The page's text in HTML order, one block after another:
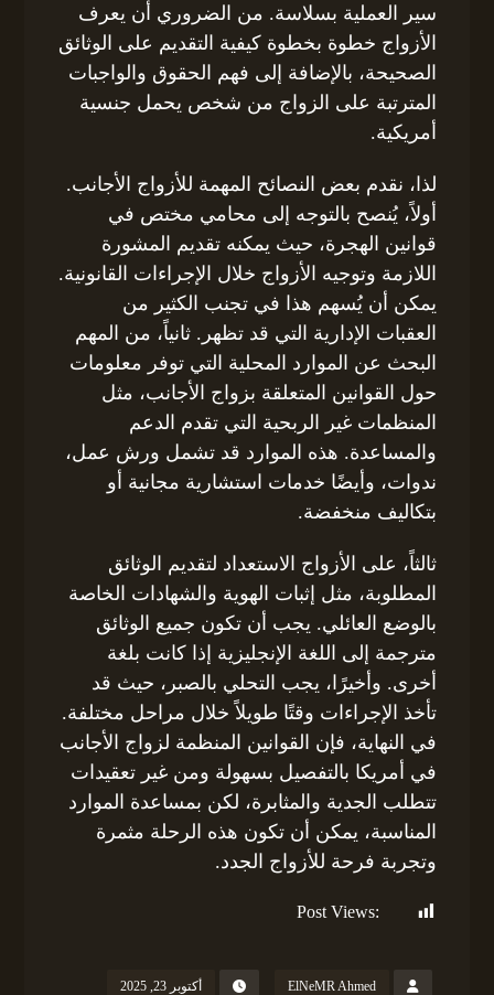
سير العملية بسلاسة. من الضروري أن يعرف
الأزواج خطوة بخطوة كيفية التقديم على الوثائق
الصحيحة، بالإضافة إلى فهم الحقوق والواجبات
المترتبة على الزواج من شخص يحمل جنسية
أمريكية.
لذا، نقدم بعض النصائح المهمة للأزواج الأجانب.
أولاً، يُنصح بالتوجه إلى محامي مختص في
قوانين الهجرة، حيث يمكنه تقديم المشورة
اللازمة وتوجيه الأزواج خلال الإجراءات القانونية.
يمكن أن يُسهم هذا في تجنب الكثير من
العقبات الإدارية التي قد تظهر. ثانياً، من المهم
البحث عن الموارد المحلية التي توفر معلومات
حول القوانين المتعلقة بزواج الأجانب، مثل
المنظمات غير الربحية التي تقدم الدعم
والمساعدة. هذه الموارد قد تشمل ورش عمل،
ندوات، وأيضًا خدمات استشارية مجانية أو
بتكاليف منخفضة.
ثالثاً، على الأزواج الاستعداد لتقديم الوثائق
المطلوبة، مثل إثبات الهوية والشهادات الخاصة
بالوضع العائلي. يجب أن تكون جميع الوثائق
مترجمة إلى اللغة الإنجليزية إذا كانت بلغة
أخرى. وأخيرًا، يجب التحلي بالصبر، حيث قد
تأخذ الإجراءات وقتًا طويلاً خلال مراحل مختلفة.
في النهاية، فإن القوانين المنظمة لزواج الأجانب
في أمريكا بالتفصيل بسهولة ومن غير تعقيدات
تتطلب الجدية والمثابرة، لكن بمساعدة الموارد
المناسبة، يمكن أن تكون هذه الرحلة مثمرة
وتجربة فرحة للأزواج الجدد.
Post Views:
ElNeMR Ahmed أكتوبر 23, 2025